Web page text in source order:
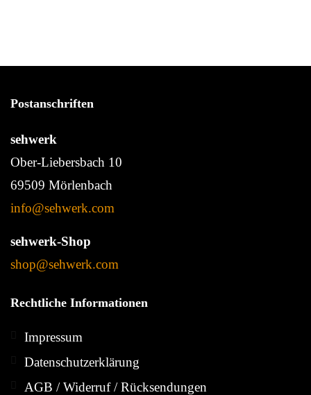
Postanschriften
sehwerk
Ober-Liebersbach 10
69509 Mörlenbach
info@sehwerk.com
sehwerk-Shop
shop@sehwerk.com
Rechtliche Informationen
Impressum
Datenschutzerklärung
AGB / Widerruf / Rücksendungen